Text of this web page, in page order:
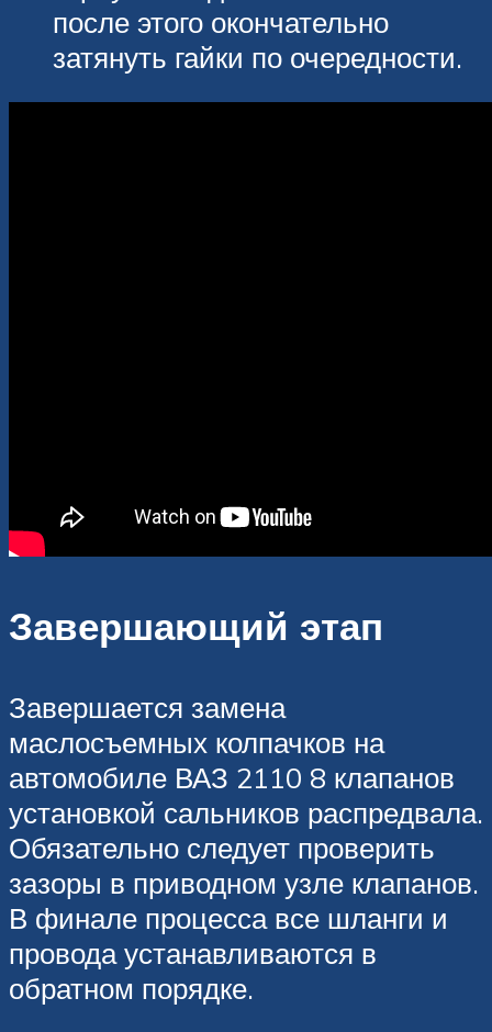
после этого окончательно
затянуть гайки по очередности.
Завершающий этап
Завершается замена
маслосъемных колпачков на
автомобиле ВАЗ 2110 8 клапанов
установкой сальников распредвала.
Обязательно следует проверить
зазоры в приводном узле клапанов.
В финале процесса все шланги и
провода устанавливаются в
обратном порядке.